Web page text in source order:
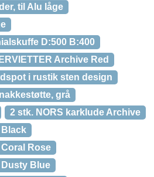
til Alu låge
D:500 B:400
Archive Red
i rustik sten design
grå
2 stk. NORS karklude Archive
Black
Rose
Blue